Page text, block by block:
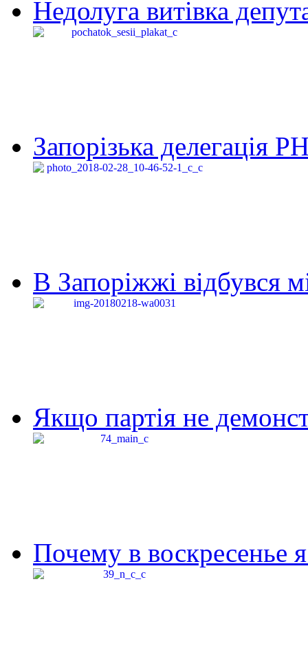
Недолуга витівка
Запорізька делегація
В Запоріжжі відбувся
Якщо партія не
Почему в воскресенье